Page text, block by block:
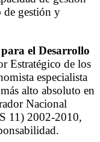
de gestión y
el Desarrollo
Estratégico de los
especialista
alto absoluto en
Nacional
11) 2002-2010,